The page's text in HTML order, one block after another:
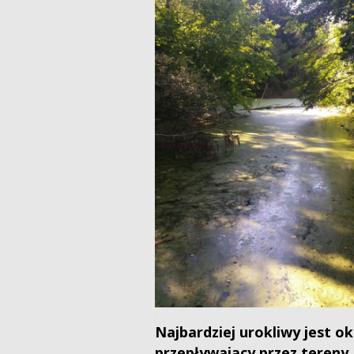
Najbardziej urokliwy jest